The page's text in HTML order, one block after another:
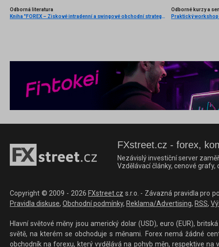
Odborná literatura
Kniha "FOREX – Ziskové intradenní a swingové obchodní strategie" od Kathy Lien vychází v češtině!
Odborné kurzy a
FXstreet.cz - forex,
Nezávislý investiční server
Vzdělávací články, cenové
Copyright © 2009 - 2026 FXstreet.cz s.r.o. - Závazná pravidla pro
Pravidla diskuse, Obchodní podmínky, Reklama/Advertising, RSS,
Hlavní světové měny jsou americký dolar (USD), euro (EUR),
světě, na kterém se obchoduje s měnami. Forex nemá žádné
obchodník na forexu, který vydělává na pohyb měn, respektive